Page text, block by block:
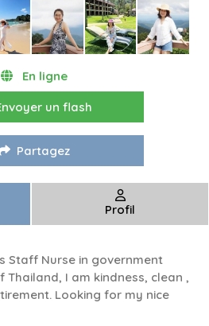
En ligne
un flash
Partagez
Profil
Staff Nurse in government
I am kindness, clean ,
Looking for my nice